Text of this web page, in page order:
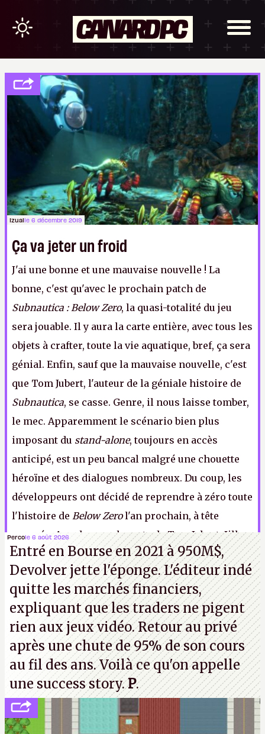
Izualle 6 décembre 2019
Ça va jeter un froid
J'ai une bonne et une mauvaise nouvelle ! La
bonne, c'est qu'avec le prochain patch de
Subnautica : Below Zero, la quasi-totalité du jeu
sera jouable. Il y aura la carte entière, avec tous les
objets à crafter, toute la vie aquatique, bref, ça sera
génial. Enfin, sauf que la mauvaise nouvelle, c'est
que Tom Jubert, l'auteur de la géniale histoire de
Subnautica, se casse. Genre, il nous laisse tomber,
le mec. Apparemment le scénario bien plus
imposant du stand-alone, toujours en accès
anticipé, est un peu bancal malgré une chouette
héroïne et des dialogues nombreux. Du coup, les
développeurs ont décidé de reprendre à zéro toute
l'histoire de Below Zerol'an prochain, à tête
reposée. Avec la remplaçante de Tom Jubert, Jill
Murray, qui a écrit, euh…Shadow of the Tomb
Raider. Ah bah y avait deux mauvaises nouvelles
en fait. I.
Percole 6 août 2026
Entré en Bourse en 2021 à 950M$,
Devolver jette l'éponge. L'éditeur indé
quitte les marchés financiers,
expliquant que les traders ne pigent
rien aux jeux vidéo. Retour au privé
après une chute de 95% de son cours
au fil des ans. Voilà ce qu'on appelle
une success story.P.